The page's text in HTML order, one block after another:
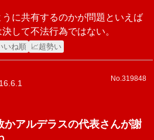
に共有するのかが問題といえば
して不法行為ではない。
いね順 📈超勢い
No.319848
かアルデラスの代表さんが謝